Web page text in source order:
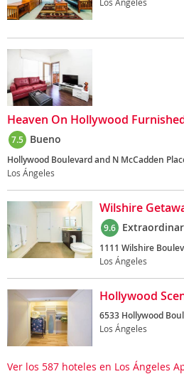
Heaven On Hollywood
7.5 Bueno
Hollywood Boulevard and N McCadden
Los Ángeles
Wilshire
9.6
1111 Wilshire
Los Ángeles
Hollywood
6533 Hollywood
Los Ángeles
Ver los 587 hoteles en Los Ángeles